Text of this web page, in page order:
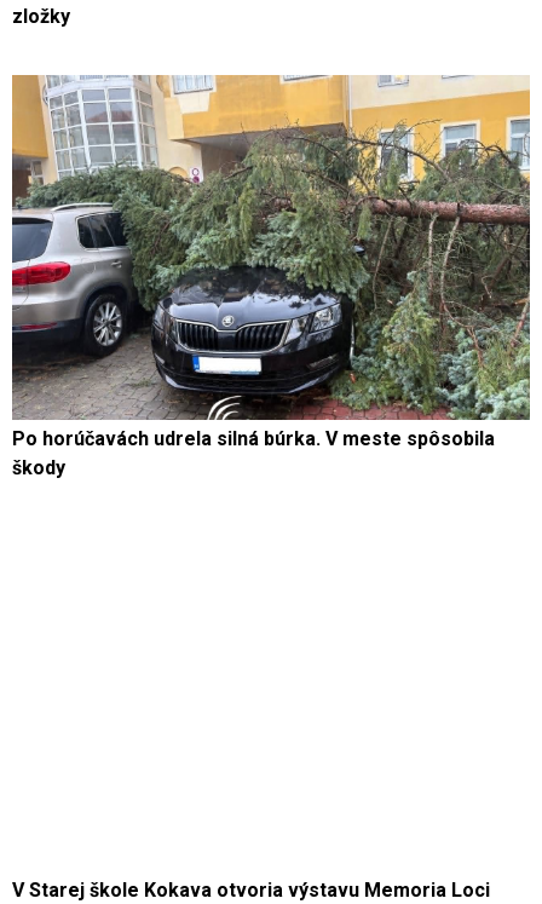
zložky
Po horúčavách udrela silná búrka. V meste spôsobila
škody
V Starej škole Kokava otvoria výstavu Memoria Loci